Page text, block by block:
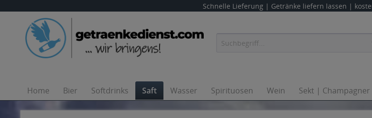
Schnelle Lieferung | Getränke liefern lassen |
Home Bier Softdrinks Saft Wasser Spirituosen Wein Sekt | Champagner